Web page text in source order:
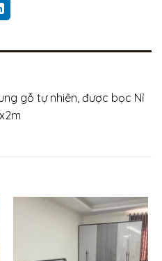
gỗ tự nhiên, được bọc Nỉ